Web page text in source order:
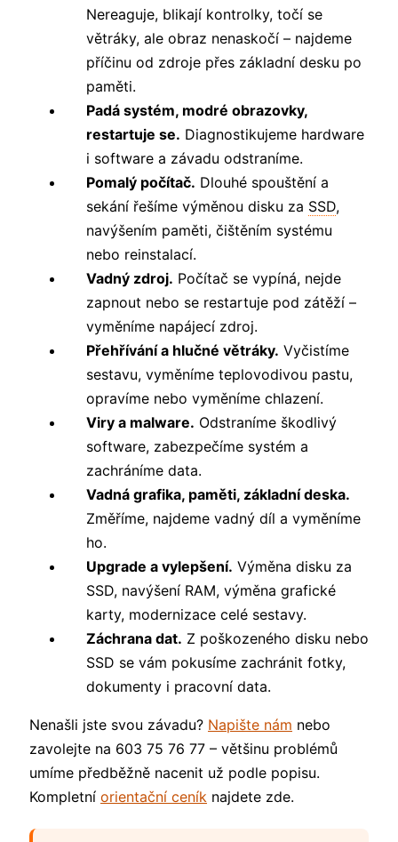
Nereaguje, blikají kontrolky, točí se
větráky, ale obraz nenaskočí – najdeme
příčinu od zdroje přes základní desku po
paměti.
Padá systém, modré obrazovky,
restartuje se. Diagnostikujeme hardware
i software a závadu odstraníme.
Pomalý počítač. Dlouhé spouštění a
sekání řešíme výměnou disku za SSD,
navýšením paměti, čištěním systému
nebo reinstalací.
Vadný zdroj. Počítač se vypíná, nejde
zapnout nebo se restartuje pod zátěží –
vyměníme napájecí zdroj.
Přehřívání a hlučné větráky. Vyčistíme
sestavu, vyměníme teplovodivou pastu,
opravíme nebo vyměníme chlazení.
Viry a malware. Odstraníme škodlivý
software, zabezpečíme systém a
zachráníme data.
Vadná grafika, paměti, základní deska.
Změříme, najdeme vadný díl a vyměníme
ho.
Upgrade a vylepšení. Výměna disku za
SSD, navýšení RAM, výměna grafické
karty, modernizace celé sestavy.
Záchrana dat. Z poškozeného disku nebo
SSD se vám pokusíme zachránit fotky,
dokumenty i pracovní data.
Nenašli jste svou závadu? Napište nám nebo
zavolejte na 603 75 76 77 – většinu problémů
umíme předběžně nacenit už podle popisu.
Kompletní orientační ceník najdete zde.